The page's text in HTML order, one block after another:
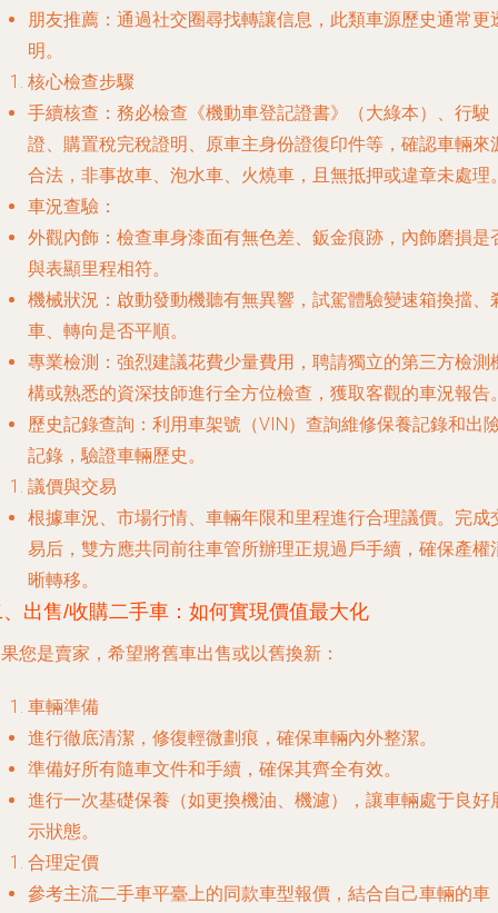
朋友推薦 ：通過社交圈尋找轉讓信息，此類車源歷史通常更
明。
核心檢查步驟
手續核查 ：務必檢查《機動車登記證書》（大綠本）、行駛
證、購置稅完稅證明、原車主身份證復印件等，確認車輛來
合法，非事故車、泡水車、火燒車，且無抵押或違章未處理
車況查驗 ：
外觀內飾 ：檢查車身漆面有無色差、鈑金痕跡，內飾磨損是
與表顯里程相符。
機械狀況 ：啟動發動機聽有無異響，試駕體驗變速箱換擋、
車、轉向是否平順。
專業檢測 ：強烈建議花費少量費用，聘請獨立的第三方檢測
構或熟悉的資深技師進行全方位檢查，獲取客觀的車況報告
歷史記錄查詢 ：利用車架號（VIN）查詢維修保養記錄和出
記錄，驗證車輛歷史。
議價與交易
根據車況、市場行情、車輛年限和里程進行合理議價。完成
易后，雙方應共同前往車管所辦理正規過戶手續，確保產權
晰轉移。
出售/收購二手車：如何實現價值最大化
您是賣家，希望將舊車出售或以舊換新：
車輛準備
進行徹底清潔，修復輕微劃痕，確保車輛內外整潔。
準備好所有隨車文件和手續，確保其齊全有效。
進行一次基礎保養（如更換機油、機濾），讓車輛處于良好
示狀態。
合理定價
參考主流二手車平臺上的同款車型報價，結合自己車輛的車